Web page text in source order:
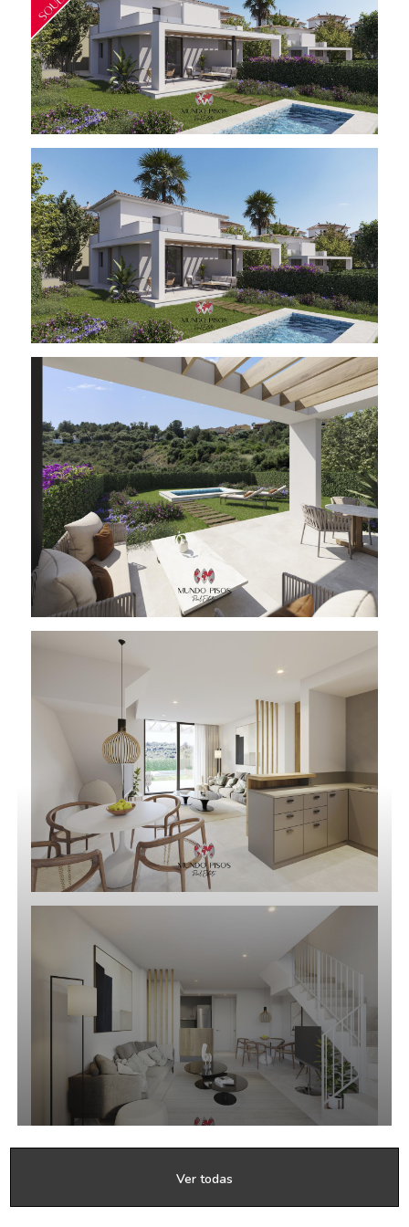
_________________________________________________________________________________________________________
* Las imágenes son a modo orientativo y no se
corresponden con el estado actual de la vivienda.
* Número de registro provisional GOIBE
727780/2024.
* Mobiliario, electrodomésticos y enseres
* El Precio Final Completo indicado incluye los
honorarios de intermediación inmobiliaria de
Mundo Pisos. El precio NO incluye los gastos
notariales, registrales, de gestoría en su caso, ni
los impuestos derivados de la transmisión (ITP en
segunda mano o IVA+AJD en obra nueva), que serán
liquidados por la parte compradora según la
normativa fiscal vigente. La base de cálculo de
dichos tributos será el valor de referencia o el
precio de venta, según corresponda. Para mayor
detalle, adjuntamos enlace directo de la ATIB:
atib.es/TA/contenido.aspx?Id=9854&lang=es
* Se recomienda contar con asesoramiento
independiente de arquitecto y/o abogado
especializado, en su caso, dado que Mundo Pisos
no proporciona asesoramiento jurídico individual al
efecto. En este sentido, Mundo Pisos proporciona
la información facilitada directamente de la parte
vendedora y por tanto, la misma puede estar sujeta
a errores, ser incompleta o no estar debidamente
actualizada.
Ver todas